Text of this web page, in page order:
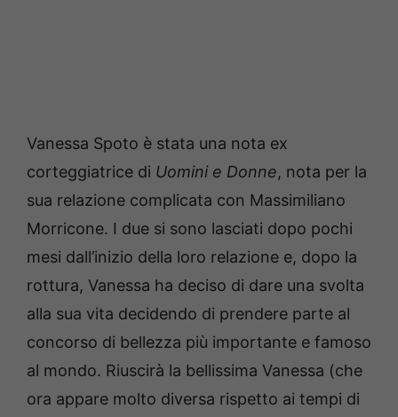
Vanessa Spoto è stata una nota ex
corteggiatrice di Uomini e Donne, nota per la
sua relazione complicata con Massimiliano
Morricone. I due si sono lasciati dopo pochi
mesi dall’inizio della loro relazione e, dopo la
rottura, Vanessa ha deciso di dare una svolta
alla sua vita decidendo di prendere parte al
concorso di bellezza più importante e famoso
al mondo. Riuscirà la bellissima Vanessa (che
ora appare molto diversa rispetto ai tempi di